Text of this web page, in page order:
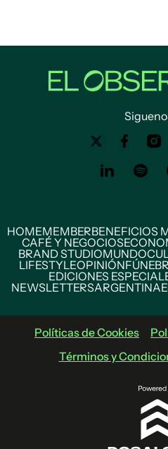
HOMEMEMBERBENEFICIOS
CAFÉ Y NEGOCIOS
BRAND STUDIOMUNDO
LIFESTYLEOPINIÓN
EDICIONES
NEWSLETTERSARGENTINA
Políticas de Cookies
Términos y